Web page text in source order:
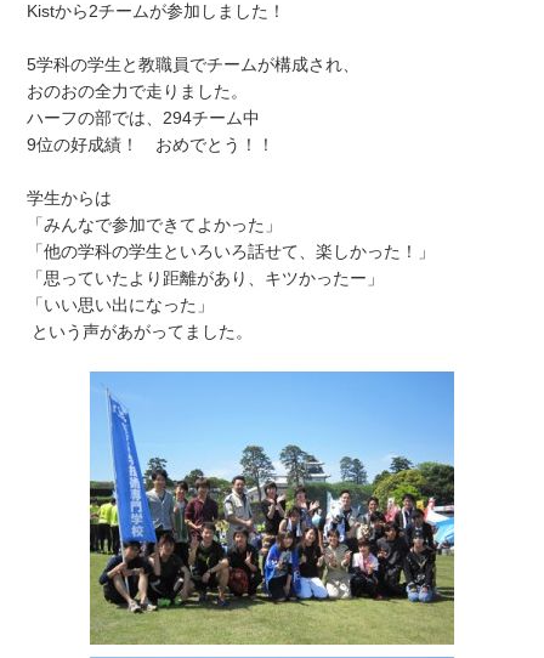
Kistから2チームが参加しました！
5学科の学生と教職員でチームが構成され、
おのおの全力で走りました。
ハーフの部では、294チーム中
9位の好成績！ おめでとう！！
学生からは
「みんなで参加できてよかった」
「他の学科の学生といろいろ話せて、楽しかった！」
「思っていたより距離があり、キツかったー」
「いい思い出になった」
という声があがってました。